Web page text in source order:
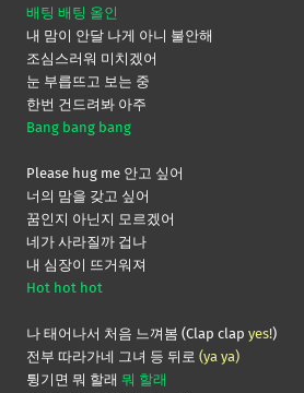
배팅 배팅 올인
내 맘이 안달 나게 아니 불안해
조심스러워 미치겠어
눈 부릅뜨고 보는 중
한번 건드려봐 아주
Bang bang bang
Please hug me 안고 싶어
너의 맘을 갖고 싶어
꿈인지 아닌지 모르겠어
네가 사라질까 겁나
내 심장이 뜨거워져
Hot hot hot
나 태어나서 처음 느껴봄 (Clap clap yes!)
전부 따라가네 그녀 등 뒤로 (ya ya)
튕기면 뭐 할래 뭐 할래